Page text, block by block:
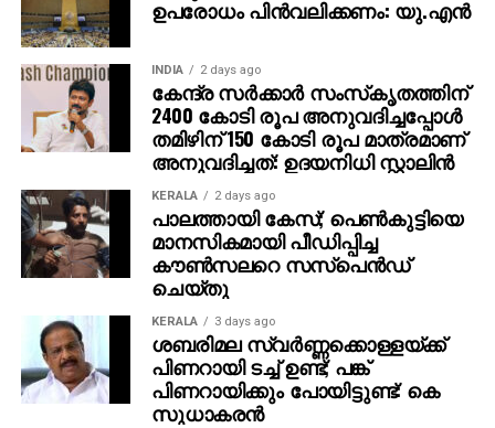
ഉപരോധം പിന്‍വലിക്കണം: യു.എന്‍
INDIA 2 days ago
കേന്ദ്ര സര്‍ക്കാര്‍ സംസ്‌കൃതത്തിന്
2400 കോടി രൂപ അനുവദിച്ചപ്പോള്‍
തമിഴിന് 150 കോടി രൂപ മാത്രമാണ്
അനുവദിച്ചത്: ഉദയനിധി സ്റ്റാലിന്‍
KERALA 2 days ago
പാലത്തായി കേസ്; പെൺകുട്ടിയെ
മാനസികമായി പീഡിപ്പിച്ച
കൗൺസലറെ സസ്പെൻഡ്
ചെയ്തു
KERALA 3 days ago
ശബരിമല സ്വര്‍ണ്ണക്കൊള്ളയ്ക്ക്
പിണറായി ടച്ച് ഉണ്ട്; പങ്ക്
പിണറായിക്കും പോയിട്ടുണ്ട്: കെ
സുധാകരന്‍